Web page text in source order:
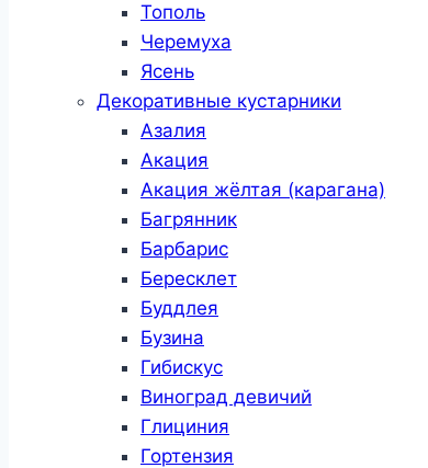
Тополь
Черемуха
Ясень
Декоративные кустарники
Азалия
Акация
Акация жёлтая (карагана)
Багрянник
Барбарис
Бересклет
Буддлея
Бузина
Гибискус
Виноград девичий
Глициния
Гортензия